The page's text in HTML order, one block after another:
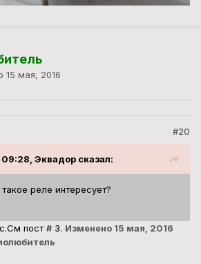
15 мая, 2016
#20
Эквадор сказал:
реле интересует?
пост # 3. Изменено 15 мая, 2016